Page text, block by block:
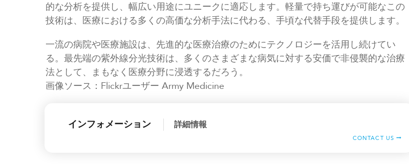
的な分析を提供し、幅広い用途にユニークに適応します。軽量で持ち運びが可能なこの
技術は、医療における多くの高価な分析手法に代わる、手頃な代替手段を提供します。
一流の病院や医療施設は、先進的な医療治療のためにテクノロジーを活用し続けてい
る。最先端の紫外線分光技術は、多くのさまざまな病気に対する安価で非侵襲的な治療
法として、まもなく医療分野に浸透するだろう。
画像ソース：Flickrユーザー Army Medicine
インフォメーション 詳細情報
CONTACT US